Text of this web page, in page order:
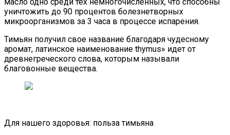
уничтожить до 90 процентов болезнетворных
микроорганизмов за 3 часа в процессе испарения.
Тимьян получил свое название благодаря чудесному
аромат, латинское наименование thymus» идет от
древнегреческого слова, которым называли
благовонные вещества.
Для нашего здоровья: польза тимьяна